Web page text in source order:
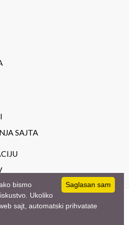
SAJTA
Reserved. Design bystudio triD
Saglasan sam
bismo
Ukoliko
sajt, automatski prihvatate